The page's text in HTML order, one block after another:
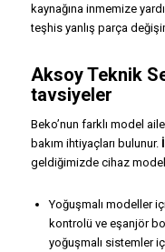
kaynağına inmemize
teşhis yanlış parça
Aksoy Teknik
tavsiyeler
Beko’nun farklı model
bakım ihtiyaçları bulunur.
geldiğimizde cihaz
Yoğuşmalı modeller
kontrolü ve eşanjör
yoğuşmalı sistemler